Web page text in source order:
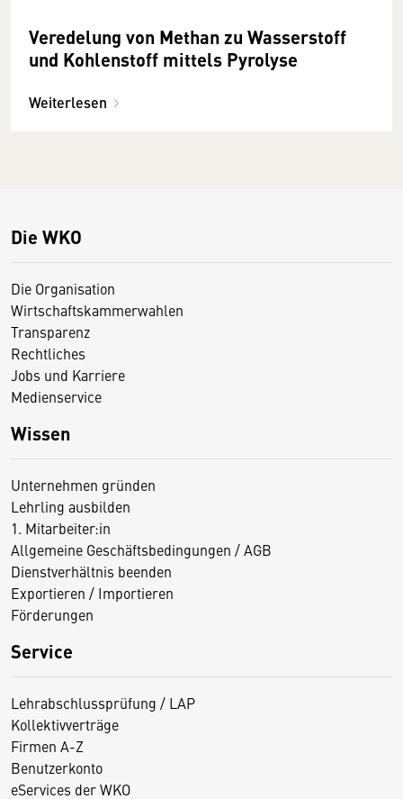
Veredelung von Methan zu Wasserstoff
und Kohlenstoff mittels Pyrolyse
Weiterlesen
Die WKO
Die Organisation
Wirtschaftskammerwahlen
Transparenz
Rechtliches
Jobs und Karriere
Medienservice
Wissen
Unternehmen gründen
Lehrling ausbilden
1. Mitarbeiter:in
Allgemeine Geschäftsbedingungen / AGB
Dienstverhältnis beenden
Exportieren / Importieren
Förderungen
Service
Lehrabschlussprüfung / LAP
Kollektivverträge
Firmen A-Z
Benutzerkonto
eServices der WKO